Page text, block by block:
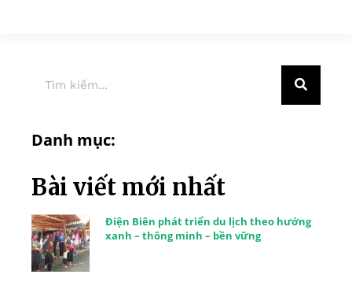
Danh mục:
Bài viết mới nhất
Điện Biên phát triển du lịch theo hướng
xanh – thông minh – bền vững